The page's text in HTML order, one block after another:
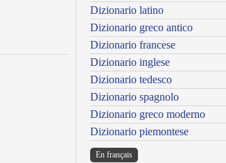
Dizionario latino
Dizionario greco antico
Dizionario francese
Dizionario inglese
Dizionario tedesco
Dizionario spagnolo
Dizionario greco moderno
Dizionario piemontese
En français